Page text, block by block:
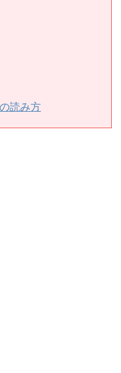
読み方